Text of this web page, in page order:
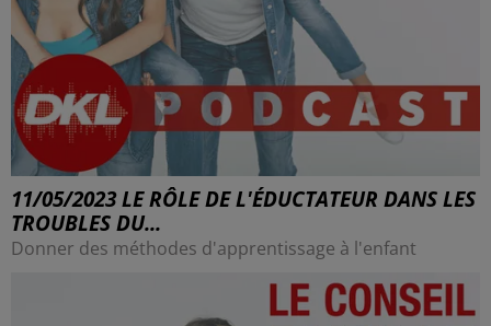
11/05/2023 LE RÔLE DE L'ÉDUCTATEUR DANS LES
TROUBLES DU...
Donner des méthodes d'apprentissage à l'enfant